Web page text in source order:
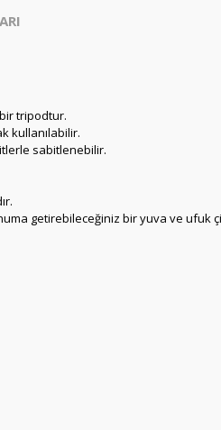
tripodtur.
kullanılabilir.
sabitlenebilir.
getirebileceğiniz bir yuva ve